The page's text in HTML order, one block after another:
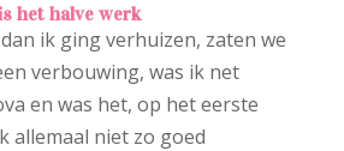
het halve werk
ik ging verhuizen, zaten we
verbouwing, was ik net
en was het, op het eerste
allemaal niet zo goed